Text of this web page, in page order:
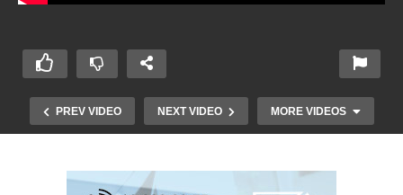
PREV VIDEO NEXT VIDEO MORE VIDEOS